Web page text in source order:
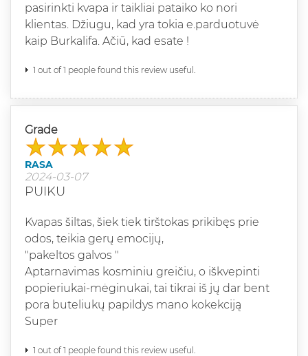
pasirinkti kvapa ir taikliai pataiko ko nori
klientas. Džiugu, kad yra tokia e.parduotuvė
kaip Burkalifa. Ačiū, kad esate !
1 out of 1 people found this review useful.
Grade
RASA
2024-03-07
PUIKU
Kvapas šiltas, šiek tiek tirštokas prikibęs prie
odos, teikia gerų emocijų,
"pakeltos galvos "
Aptarnavimas kosminiu greičiu, o iškvepinti
popieriukai-mėginukai, tai tikrai iš jų dar bent
pora buteliukų papildys mano kokekciją
Super
1 out of 1 people found this review useful.